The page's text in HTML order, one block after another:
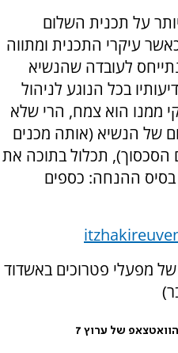
על תכנית השלום
עיקרי התכנית ומתווה
לעובדה שהנשיא
בכל הנוגע לניהול
ממנו הוא צמח, הרי שלא
של הנשיא (אותה מכנים
הסכסוך), תכלול בתוכה את
בסיס ההנחה: כספים
מפעלי פטרוכים באשדוד
של ערוץ 7